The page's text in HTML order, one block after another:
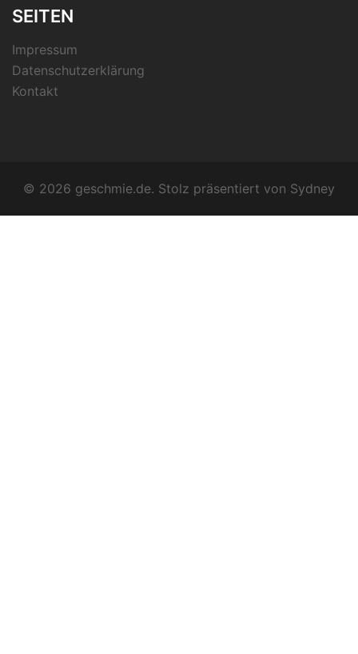
SEITEN
Impressum
Datenschutzerklärung
Kontakt
© 2026 geschmie.de. Stolz präsentiert von Sydney